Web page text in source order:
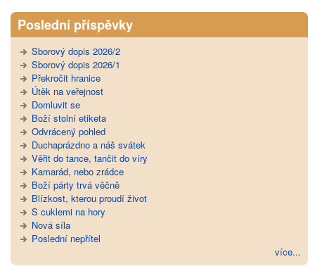
Poslední příspěvky
Sborový dopis 2026/2
Sborový dopis 2026/1
Překročit hranice
Útěk na veřejnost
Domluvit se
Boží stolní etiketa
Odvrácený pohled
Duchaprázdno a náš svátek
Věřit do tance, tančit do víry
Kamarád, nebo zrádce
Boží párty trvá věčně
Blízkost, kterou proudí život
S cuklemi na hory
Nová síla
Poslední nepřítel
více...